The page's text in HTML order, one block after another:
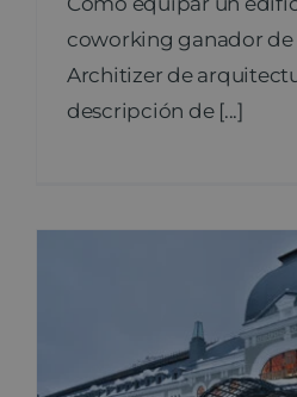
coworking ganador
Architizer de
descripción de [...]